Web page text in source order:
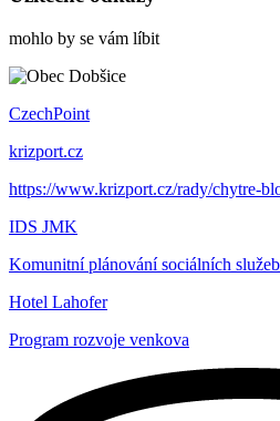
mohlo by se vám líbit
CzechPoint
krizport.cz
https://www.krizport.cz/rady/chytre-
IDS JMK
Komunitní plánování sociálních
Hotel Lahofer
Program rozvoje venkova